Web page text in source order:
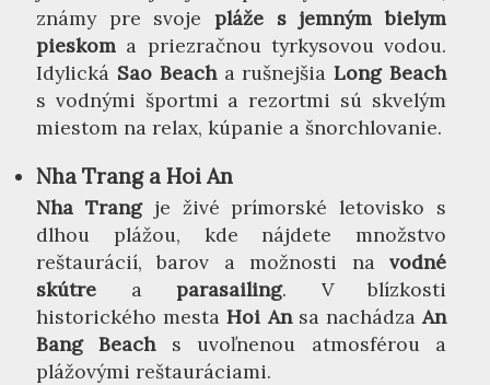
známy pre svoje pláže s jemným bielym
pieskom a priezračnou tyrkysovou vodou.
Idylická Sao Beacha rušnejšiaLong Beach
s vodnými športmi a rezortmi sú skvelým
miestom na relax, kúpanie a šnorchlovanie.
Nha Trang a Hoi An
Nha Trangje živé prímorské letovisko s
dlhou plážou, kde nájdete množstvo
reštaurácií, barov a možnosti na vodné
skútre a parasailing. V blízkosti
historického mestaHoi Ansa nachádzaAn
Bang Beachs uvoľnenou atmosférou a
plážovými reštauráciami.